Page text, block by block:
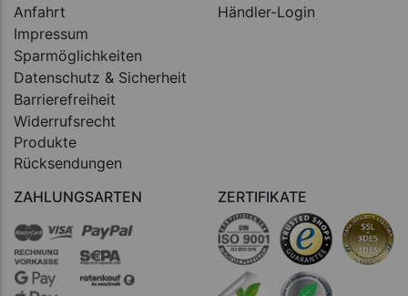
Anfahrt
Impressum
Sparmöglichkeiten
Datenschutz & Sicherheit
Barrierefreiheit
Widerrufsrecht
Produkte
Rücksendungen
Händler-Login
ZAHLUNGSARTEN ZERTIFIKATE